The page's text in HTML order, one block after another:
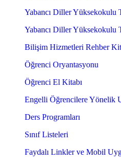
Yabancı Diller Yüksekokulu
Yabancı Diller Yüksekokulu
Bilişim Hizmetleri Rehber
Öğrenci Oryantasyonu
Öğrenci El Kitabı
Engelli Öğrencilere Yönelik
Ders Programları
Sınıf Listeleri
Faydalı Linkler ve Mobil